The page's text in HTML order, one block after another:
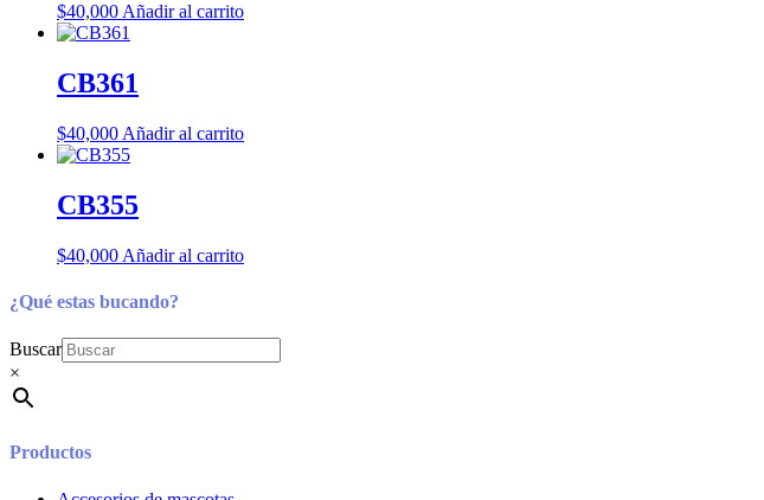
$40,000 Añadir al carrito
CB361
$40,000 Añadir al carrito
CB355
$40,000 Añadir al carrito
¿Qué estas bucando?
Buscar
×
Productos